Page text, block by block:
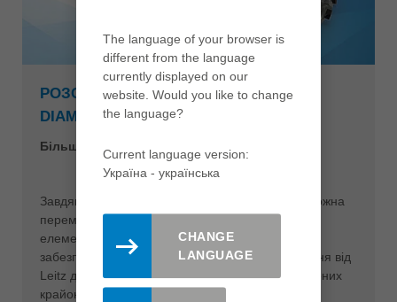
РОЗСУВНІ ФУГОВАЛЬНІ ФРЕЗИ
DIAMASTER EDGEEXPERT
Більше ефективності у виробництві меблів
Завдяки регулюванню ширини обробки фрез можна
переміщати невикористані ділянки їхніх ріжучих
елементів у зону зовнішніх шарів деталей для
забезпечення високої якості крайок. Таке рішення від
Leitz дозволяє отримати відмінну якість оброблених
крайок плитних деталей та значно підвищити
The language of your browser is
different from the language
currently displayed on our
website. Would you like to change
the language?
Current language version:
Україна - yкраїнська
CHANGE
LANGUAGE